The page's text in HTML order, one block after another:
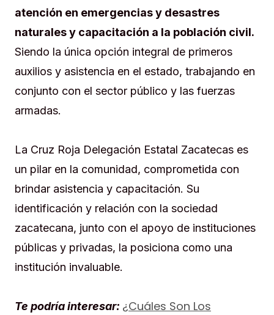
atención en emergencias y desastres
naturales y capacitación a la población civil.
Siendo la única opción integral de primeros
auxilios y asistencia en el estado, trabajando en
conjunto con el sector público y las fuerzas
armadas.
La Cruz Roja Delegación Estatal Zacatecas es
un pilar en la comunidad, comprometida con
brindar asistencia y capacitación. Su
identificación y relación con la sociedad
zacatecana, junto con el apoyo de instituciones
públicas y privadas, la posiciona como una
institución invaluable.
Te podría interesar: ¿Cuáles Son Los